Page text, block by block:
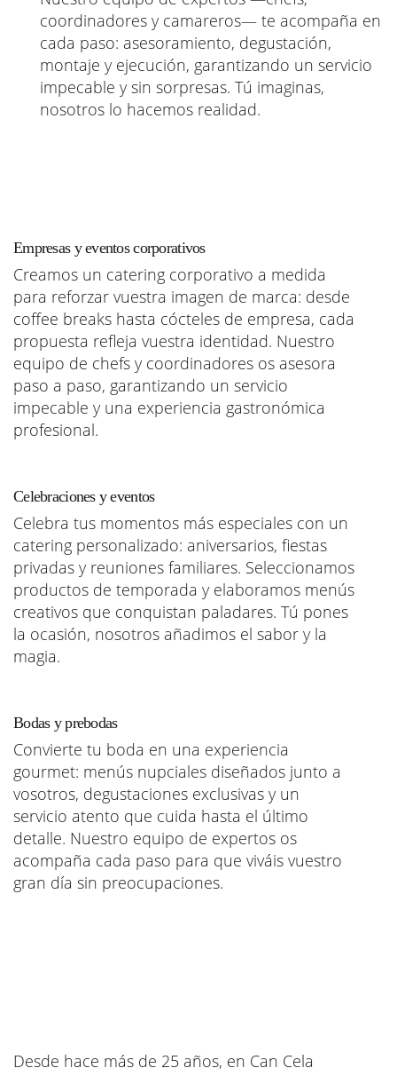
coordinadores y camareros— te acompaña en
cada paso: asesoramiento, degustación,
montaje y ejecución, garantizando un servicio
impecable y sin sorpresas. Tú imaginas,
nosotros lo hacemos realidad.
Empresas y eventos corporativos
Creamos un catering corporativo a medida
para reforzar vuestra imagen de marca: desde
coffee breaks hasta cócteles de empresa, cada
propuesta refleja vuestra identidad. Nuestro
equipo de chefs y coordinadores os asesora
paso a paso, garantizando un servicio
impecable y una experiencia gastronómica
profesional.
Celebraciones y eventos
Celebra tus momentos más especiales con un
catering personalizado: aniversarios, fiestas
privadas y reuniones familiares. Seleccionamos
productos de temporada y elaboramos menús
creativos que conquistan paladares. Tú pones
la ocasión, nosotros añadimos el sabor y la
magia.
Bodas y prebodas
Convierte tu boda en una experiencia
gourmet: menús nupciales diseñados junto a
vosotros, degustaciones exclusivas y un
servicio atento que cuida hasta el último
detalle. Nuestro equipo de expertos os
acompaña cada paso para que viváis vuestro
gran día sin preocupaciones.
Desde hace más de 25 años, en Can Cela